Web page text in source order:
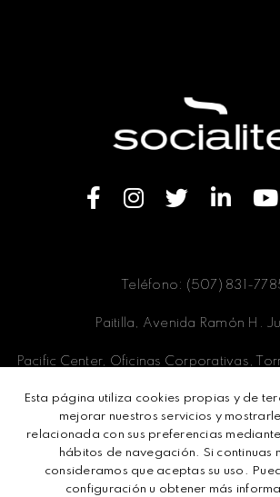
Teléfono: (507) 831-
Paitilla, Avenida Ramón H.
Pacific Center, Oficinas Corporativas,
Panamá, Ciudad de
Términos y condiciones
Esta página utiliza cookies propias y de
mejorar nuestros servicios y
relacionada con sus preferencias
hábitos de navegación. Si continuas
consideramos que aceptas su uso.
configuración u obtener más